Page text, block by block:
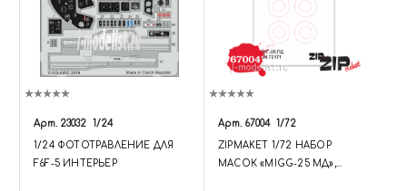
Арт. 23032 1/24
1/24 ФОТОТРАВЛЕНИЕ ДЛЯ
F6F-5 ИНТЕРЬЕР
Арт. 67004 1/72
ZIPMAKET 1/72 НАБОР
МАСОК «MIGG-25 МД»,